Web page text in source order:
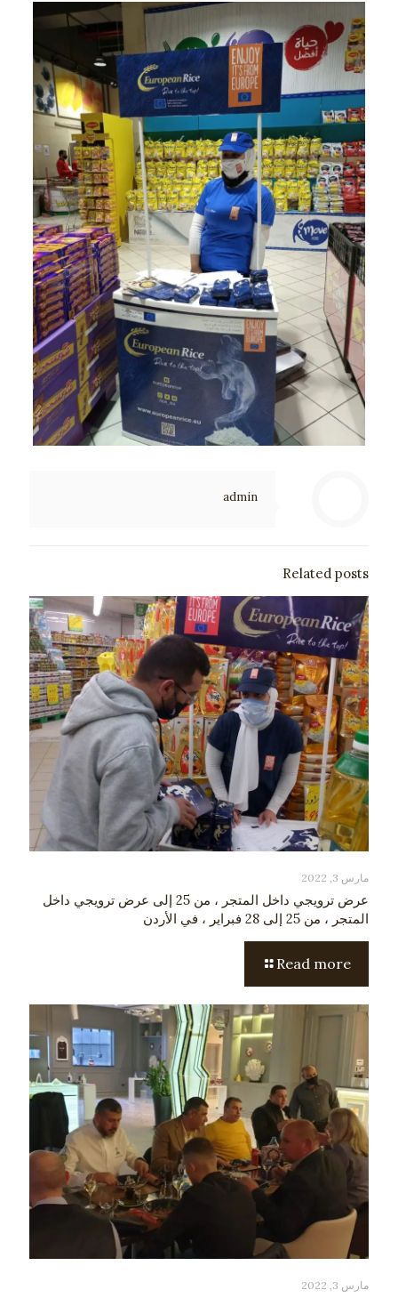
admin
Related posts
مارس 3, 2022
عرض ترويجي داخل المتجر ، من 25 إلى عرض ترويجي داخل
المتجر ، من 25 إلى 28 فبراير ، في الأردن
Read more
مارس 3, 2022